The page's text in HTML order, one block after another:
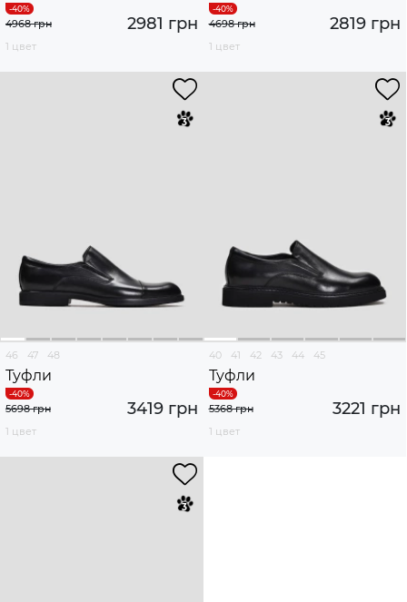
2981 грн
4968 грн
1 цвет
2819 грн
4698 грн
1 цвет
46 47 48
Туфли
3419 грн
5698 грн
1 цвет
40 41 42 43 44 45
Туфли
3221 грн
5368 грн
1 цвет